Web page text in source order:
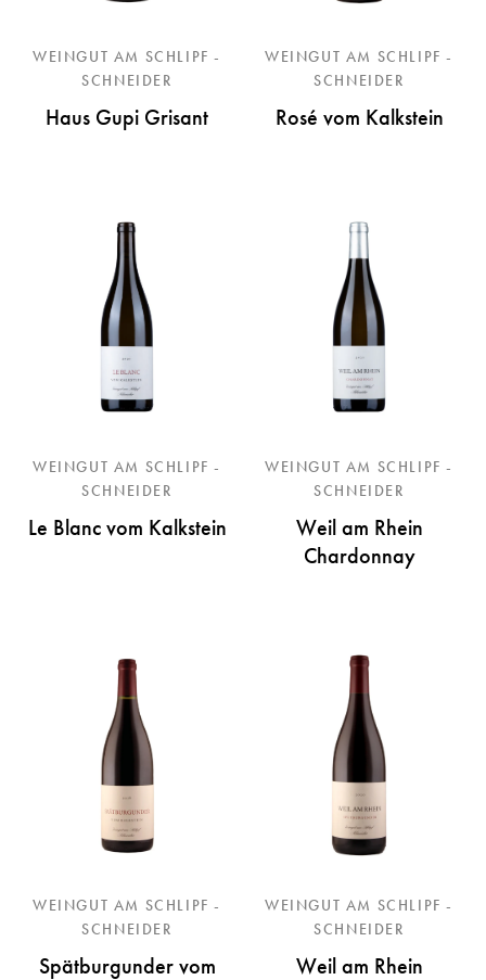
WEINGUT AM SCHLIPF -
SCHNEIDER
Haus Gupi Grisant
WEINGUT AM SCHLIPF -
SCHNEIDER
Rosé vom Kalkstein
WEINGUT AM SCHLIPF -
SCHNEIDER
Le Blanc vom Kalkstein
WEINGUT AM SCHLIPF -
SCHNEIDER
Weil am Rhein
Chardonnay
WEINGUT AM SCHLIPF -
SCHNEIDER
Spätburgunder vom
WEINGUT AM SCHLIPF -
SCHNEIDER
Weil am Rhein